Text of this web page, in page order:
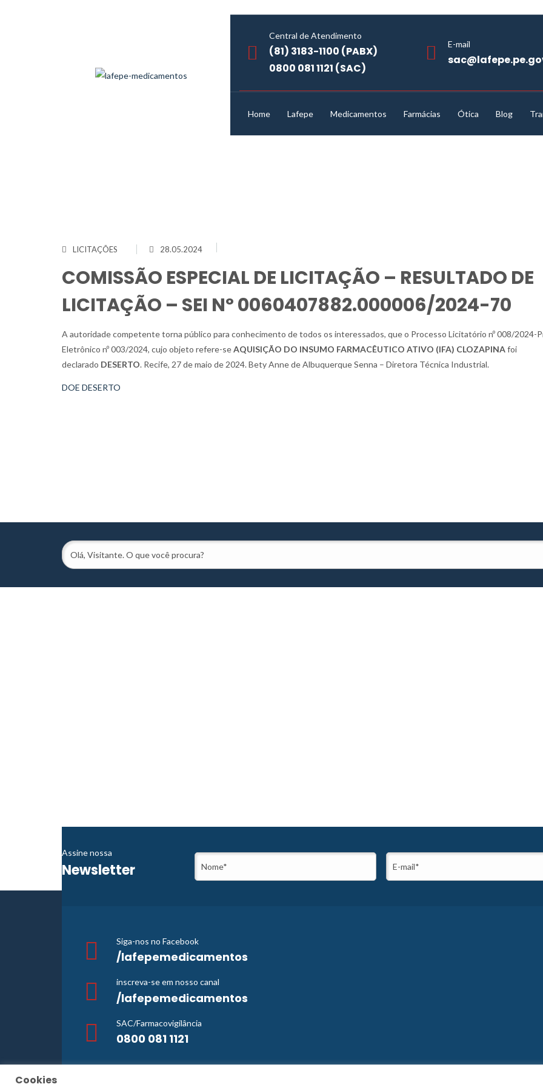
Central de Atendimento
(81) 3183-1100 (PABX)
0800 081 1121 (SAC)
E-mail
Home Lafepe Medicamentos Farmácias Ótica Blog
LICITAÇÕES 28.05.2024
COMISSÃO ESPECIAL DE LICITAÇÃO – RESULTADO DE
LICITAÇÃO – SEI Nº 0060407882.000006/2024-70
A autoridade competente torna público para conhecimento de todos os interessados, que o Processo Licitatório nº 008/2024-
Eletrônico nº 003/2024, cujo objeto refere-seAQUISIÇÃO DO INSUMO FARMACÊUTICO ATIVO (IFA) CLOZAPINAfoi
declarado DESERTO. Recife, 27 de maio de 2024. Bety Anne de Albuquerque Senna – Diretora Técnica Industrial.
DOE DESERTO
Assine nossa
Newsletter
Siga-nos no Facebook
/lafepemedicamentos
inscreva-se em nosso canal
/lafepemedicamentos
SAC/Farmacovigilância
0800 081 1121
Cookies